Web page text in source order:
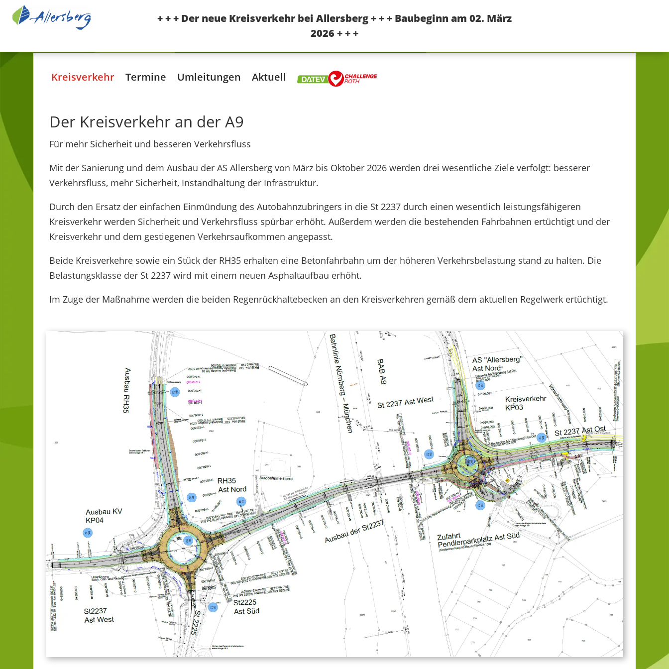
+ + + Der neue Kreisverkehr bei Allersberg + + + Baubeginn am 02. März
2026 + + +
Kreisverkehr Termine Umleitungen Aktuell
Der Kreisverkehr an der A9
Für mehr Sicherheit und besseren Verkehrsfluss
Mit der Sanierung und dem Ausbau der AS Allersberg von März bis Oktober 2026 werden drei wesentliche Ziele verfolgt: besserer
Verkehrsfluss, mehr Sicherheit, Instandhaltung der Infrastruktur.
Durch den Ersatz der einfachen Einmündung des Autobahnzubringers in die St 2237 durch einen wesentlich leistungsfähigeren
Kreisverkehr werden Sicherheit und Verkehrsfluss spürbar erhöht. Außerdem werden die bestehenden Fahrbahnen ertüchtigt und der
Kreisverkehr und dem gestiegenen Verkehrsaufkommen angepasst.
Beide Kreisverkehre sowie ein Stück der RH35 erhalten eine Betonfahrbahn um der höheren Verkehrsbelastung stand zu halten. Die
Belastungsklasse der St 2237 wird mit einem neuen Asphaltaufbau erhöht.
Im Zuge der Maßnahme werden die beiden Regenrückhaltebecken an den Kreisverkehren gemäß dem aktuellen Regelwerk ertüchtigt.